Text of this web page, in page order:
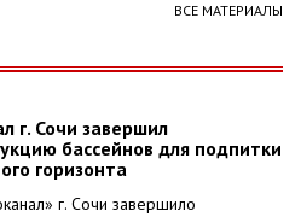
ВСЕ МАТЕРИАЛЫ
г. Сочи завершил
бассейнов для подпитки
горизонта
г. Сочи завершило